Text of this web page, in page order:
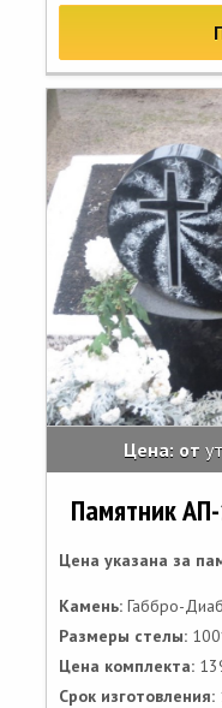
Цена: от
Памятник
Цена указана за
Камень: Габбро-
Размеры стелы:
Цена комплекта:
Срок изготовления: